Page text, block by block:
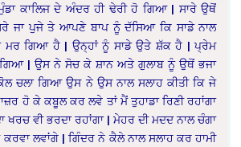
ਕਾਲਿਜ ਦੇ ਅੰਦਰ ਹੀ ਢੇਰੀ ਹੋ ਗਿਆ | ਸਾਰੇ ਉਥੋਂ
ਜਾ ਪੁਜੇ ਤੇ ਆਪਣੇ ਬਾਪ ਨੂੰ ਦੱਸਿਆ ਕਿ ਸਾਡੇ ਨਾਲ
ਮਰ ਗਿਆ ਹੈ | ਉਨ੍ਹਾਂ ਨੂੰ ਸਾਡੇ ਉਤੇ ਸ਼ੱਕ ਹੈ | ਪ੍ਰੇਮ
| ਉਸ ਨੇ ਸੋਚ ਕੇ ਸ਼ਾਨ ਅਤੇ ਗੁਲਾਬ ਨੂੰ ਉਥੋਂ ਭਜਾ
ਚਲਾ ਗਿਆ ਉਸ ਨੇ ਉਸ ਨਾਲ ਸਲਾਹ ਕੀਤੀ ਕਿ ਜੇ
ਹੋ ਕੇ ਕਬੂਲ ਕਰ ਲਵੇ ਤਾਂ ਮੈਂ ਤੁਹਾਡਾ ਰਿਣੀ ਰਹਾਂਗਾ
ਖਰਚ ਵੀ ਭਰਦਾ ਰਹਾਂਗਾ | ਮੇਹਰ ਦੀ ਮਦਦ ਨਾਲ ਚੰਗਾ
ਲਵਾਂਗੇ | ਗਿੰਦਰ ਨੇ ਕੈਲੇ ਨਾਲ ਸਲਾਹ ਕਰ ਹਾਮੀ